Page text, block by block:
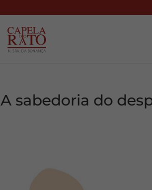
A sabedoria do